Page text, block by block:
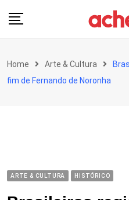
Home Arte & Cultura
fim de Fernando de Noronha
ARTE & CULTURA HISTÓRICO